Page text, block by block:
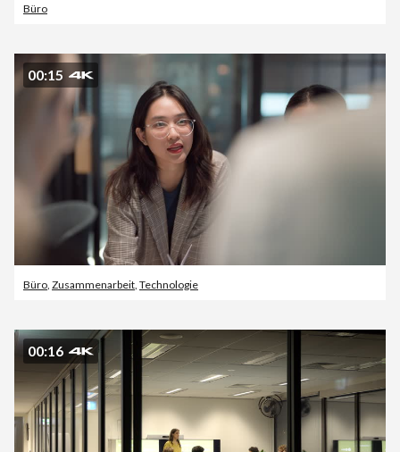
Büro
00:15
Büro Zusammenarbeit Technologie
00:16